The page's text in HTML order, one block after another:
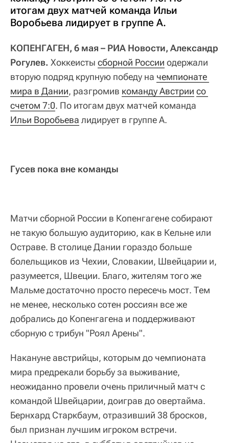
итогам двух матчей команда Ильи
Воробьева лидирует в группе А.
КОПЕНГАГЕН, 6 мая – РИА Новости, Александр
Рогулев. Хоккеисты сборной России одержали
вторую подряд крупную победу на чемпионате
мира в Дании, разгромив команду Австрии со
счетом 7:0. По итогам двух матчей команда
Ильи Воробьева лидирует в группе А.
Гусев пока вне команды
Матчи сборной России в Копенгагене собирают
не такую большую аудиторию, как в Кельне или
Остраве. В столице Дании гораздо больше
болельщиков из Чехии, Словакии, Швейцарии и,
разумеется, Швеции. Благо, жителям того же
Мальме достаточно просто пересечь мост. Тем
не менее, несколько сотен россиян все же
добрались до Копенгагена и поддерживают
сборную с трибун "Роял Арены".
Накануне австрийцы, которым до чемпионата
мира предрекали борьбу за выживание,
неожиданно провели очень приличный матч с
командой Швейцарии, доиграв до овертайма.
Бернхард Старкбаум, отразивший 38 бросков,
был признан лучшим игроком встречи.